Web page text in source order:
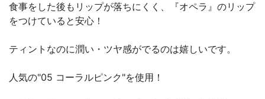
食事をした後もリップが落ちにくく、『オペラ』のリップ
をつけていると安心！
ティントなのに潤い・ツヤ感がでるのは嬉しいです。
人気の"05 コーラルピンク"を使用！